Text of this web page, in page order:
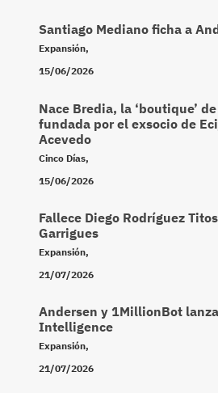
Santiago Mediano ficha a
Expansión,
15/06/2026
Nace Bredia, la ‘boutique’
fundada por el exsocio de
Acevedo
Cinco Días,
15/06/2026
Fallece Diego Rodríguez
Garrigues
Expansión,
21/07/2026
Andersen y 1MillionBot
Intelligence
Expansión,
21/07/2026